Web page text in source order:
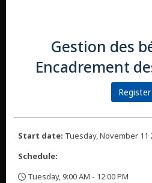
Gestion des
Encadrement
Register
Start date: Tuesday, November 11
Schedule:
Tuesday, 9:00 AM - 12:00 PM